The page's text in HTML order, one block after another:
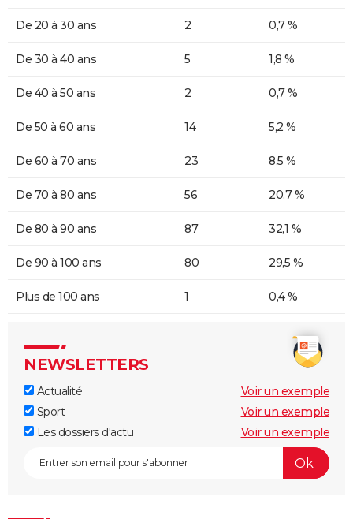
De 20 à 30 ans 2 0,7 %
De 30 à 40 ans 5 1,8 %
De 40 à 50 ans 2 0,7 %
De 50 à 60 ans 14 5,2 %
De 60 à 70 ans 23 8,5 %
De 70 à 80 ans 56 20,7 %
De 80 à 90 ans 87 32,1 %
De 90 à 100 ans 80 29,5 %
Plus de 100 ans 1 0,4 %
NEWSLETTERS
Actualité
Voir un exemple
Sport
Voir un exemple
Les dossiers d'actu
Voir un exemple